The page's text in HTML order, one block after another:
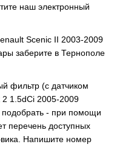
наш электронный
Scenic II 2003-2009
заберите в Тернополе
фильтр (с датчиком
1.5dCi 2005-2009
- при помощи
перечень доступных
Напишите номер